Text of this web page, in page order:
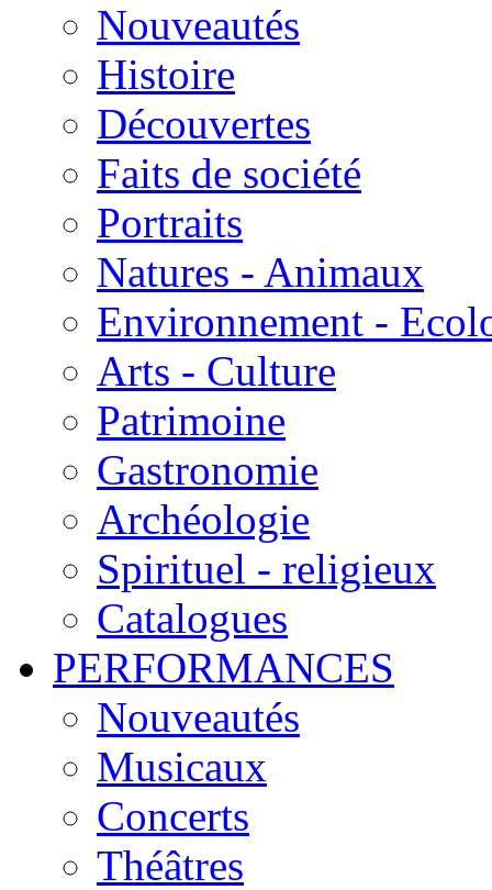
Nouveautés
Histoire
Découvertes
Faits de société
Portraits
Natures - Animaux
Environnement -
Arts - Culture
Patrimoine
Gastronomie
Archéologie
Spirituel - religieux
Catalogues
PERFORMANCES
Nouveautés
Musicaux
Concerts
Théâtres